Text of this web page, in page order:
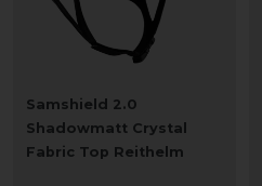
Samshield 2.0
Shadowmatt Crystal
Fabric Top Reithelm